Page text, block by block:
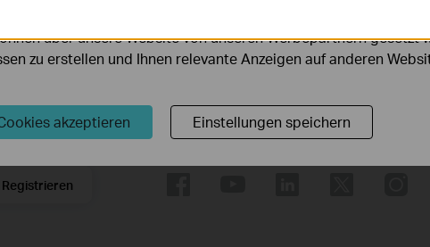
Registrieren
Folge uns
zu verbessern und anzupassen.
über unsere Website von unseren Werbepartnern gesetzt
zu erstellen und Ihnen relevante Anzeigen auf anderen
akzeptieren Einstellungen speichern